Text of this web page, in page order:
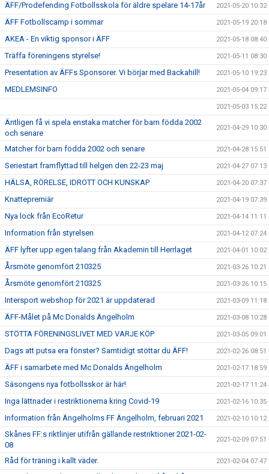
ÄFF/Prodefending Fotbollsskola för äldre spelare 14-17år 2021-05-20 10:32
ÄFF Fotbollscamp i sommar 2021-05-19 20:18
AKEA - En viktig sponsor i ÄFF 2021-05-18 08:40
Träffa föreningens styrelse! 2021-05-11 08:30
Presentation av ÄFFs Sponsorer. Vi börjar med Backahill! 2021-05-10 19:23
MEDLEMSINFO 2021-05-04 09:17
2021-05-03 15:22
Äntligen få vi spela enstaka matcher för barn födda 2002
och senare
2021-04-29 10:30
Matcher för barn födda 2002 och senare 2021-04-28 15:51
Seriestart framflyttad till helgen den 22-23 maj 2021-04-27 07:13
HÄLSA, RÖRELSE, IDROTT OCH KUNSKAP 2021-04-20 07:37
Knattepremiär 2021-04-19 07:39
Nya lock från EcoRetur 2021-04-14 11:11
Information från styrelsen 2021-04-12 07:24
ÄFF lyfter upp egen talang från Akademin till Herrlaget 2021-04-01 10:02
Årsmöte genomfört 210325 2021-03-26 10:21
Årsmöte genomfört 210325 2021-03-26 10:15
Intersport webshop för 2021 är uppdaterad 2021-03-09 11:18
ÄFF-Målet på Mc Donalds Ängelholm 2021-03-08 10:28
STÖTTA FÖRENINGSLIVET MED VARJE KÖP 2021-03-05 09:01
Dags att putsa era fönster? Samtidigt stöttar du ÄFF! 2021-02-26 08:51
ÄFF i samarbete med Mc Donalds Ängelholm 2021-02-17 18:59
Säsongens nya fotbollsskor är här! 2021-02-17 11:24
Inga lättnader i restriktionerna kring Covid-19 2021-02-16 10:35
Information från Ängelholms FF Ängelholm, februari 2021 2021-02-10 10:12
Skånes FF:s riktlinjer utifrån gällande restriktioner 2021-02-
08
2021-02-09 07:51
Råd för träning i kallt väder. 2021-02-04 07:47